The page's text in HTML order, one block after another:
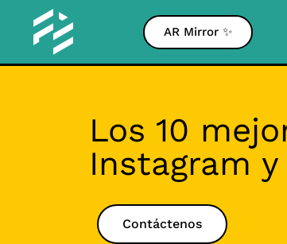
AR Mirror ✨
Los 10
Instagram
Contáctenos